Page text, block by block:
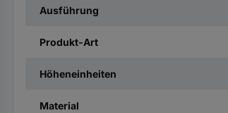
Ausführung
Produkt-Art
Höheneinheiten
Material